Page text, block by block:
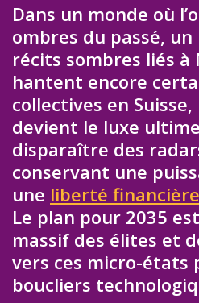
Dans un monde où
ombres du passé,
récits sombres liés à
hantent encore
collectives en
devient le luxe
disparaître des
conservant une
une liberté financière
Le plan pour 2035
massif des élites et
vers ces micro-états
boucliers